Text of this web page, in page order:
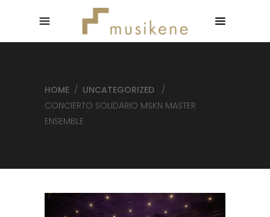
HOME / UNCATEGORIZED
/
CONCIERTO SOLIDARIO MSKN MASTER
ENSEMBLE